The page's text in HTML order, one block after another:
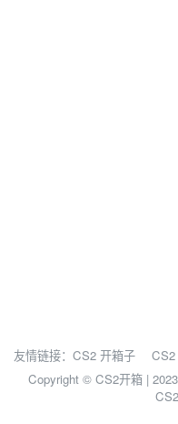
友情链接： CS2 开箱子
Copyright © CS2开箱 |